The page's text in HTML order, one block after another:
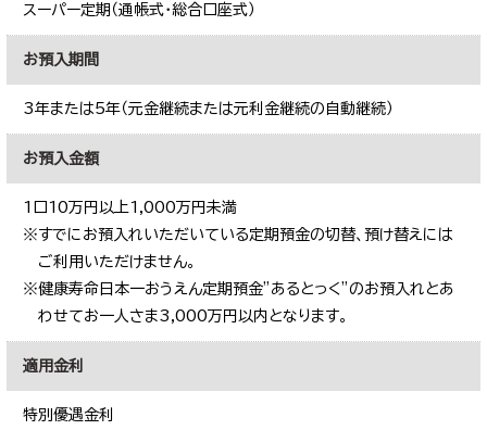
スーパー定期（通帳式・総合口座式）
お預入期間
3年または5年（元金継続または元利金継続の自動継続）
お預入金額
1口10万円以上1,000万円未満
※すでにお預入れいただいている定期預金の切替、預け替えには
ご利用いただけません。
※健康寿命日本一おうえん定期預金”あるとっく”のお預入れとあ
わせてお一人さま3,000万円以内となります。
適用金利
特別優遇金利